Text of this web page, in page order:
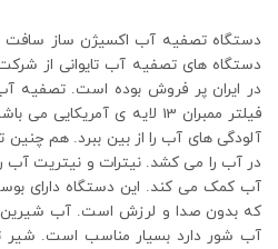
دستگاه های تصفیه آب تایوانی از
در ایران پر فروش بوده است. تصفیه
در آب را می کشد. نیترات و نیتریت آب
که بدون صدا و لرزش است. آب شیرین
آب شور دارد بسیار مناسب است. شیر